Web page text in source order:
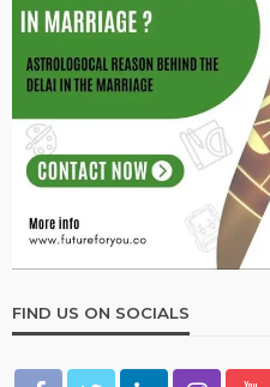
FIND US ON SOCIALS